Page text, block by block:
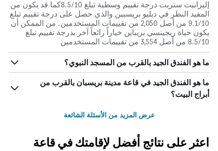
إليزابيث ستريت درجة تقييم وسطية تبلغ 8.5/10كما قد يكون من
المفيد النظر في دبليو بريسبين والذي حصل على درجة تقييم تبلغ
9.1/10 من أصل 2,050 من تقييمات المستخدمين. من الممكن أن
يكون حياة ريجينسي بريباين خياراً رائعاً آخر بدرجة تقييم تبلغ
8.5/10 من أصل 3,554 من تقييمات المستخدمين
ما هو الفندق الجيد بالقرب من المسجد النبوي؟
ما هو الفندق الجيد في قاعة مدينة بريسبان بالقرب من
أبراج البيت؟
عرض المزيد من الأسئلة الشائعة
اعثر على نتائج أفضل لإقامتك في قاعة